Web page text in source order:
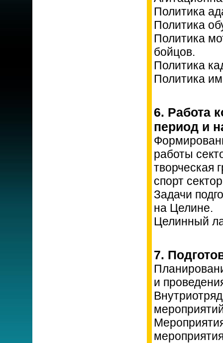
Политика
Политика
Политика
бойцов.
Политика
Политика
6. Работа
период и
работы
творческая
спорт
Задачи
на Целине.
Целинный
7.
и